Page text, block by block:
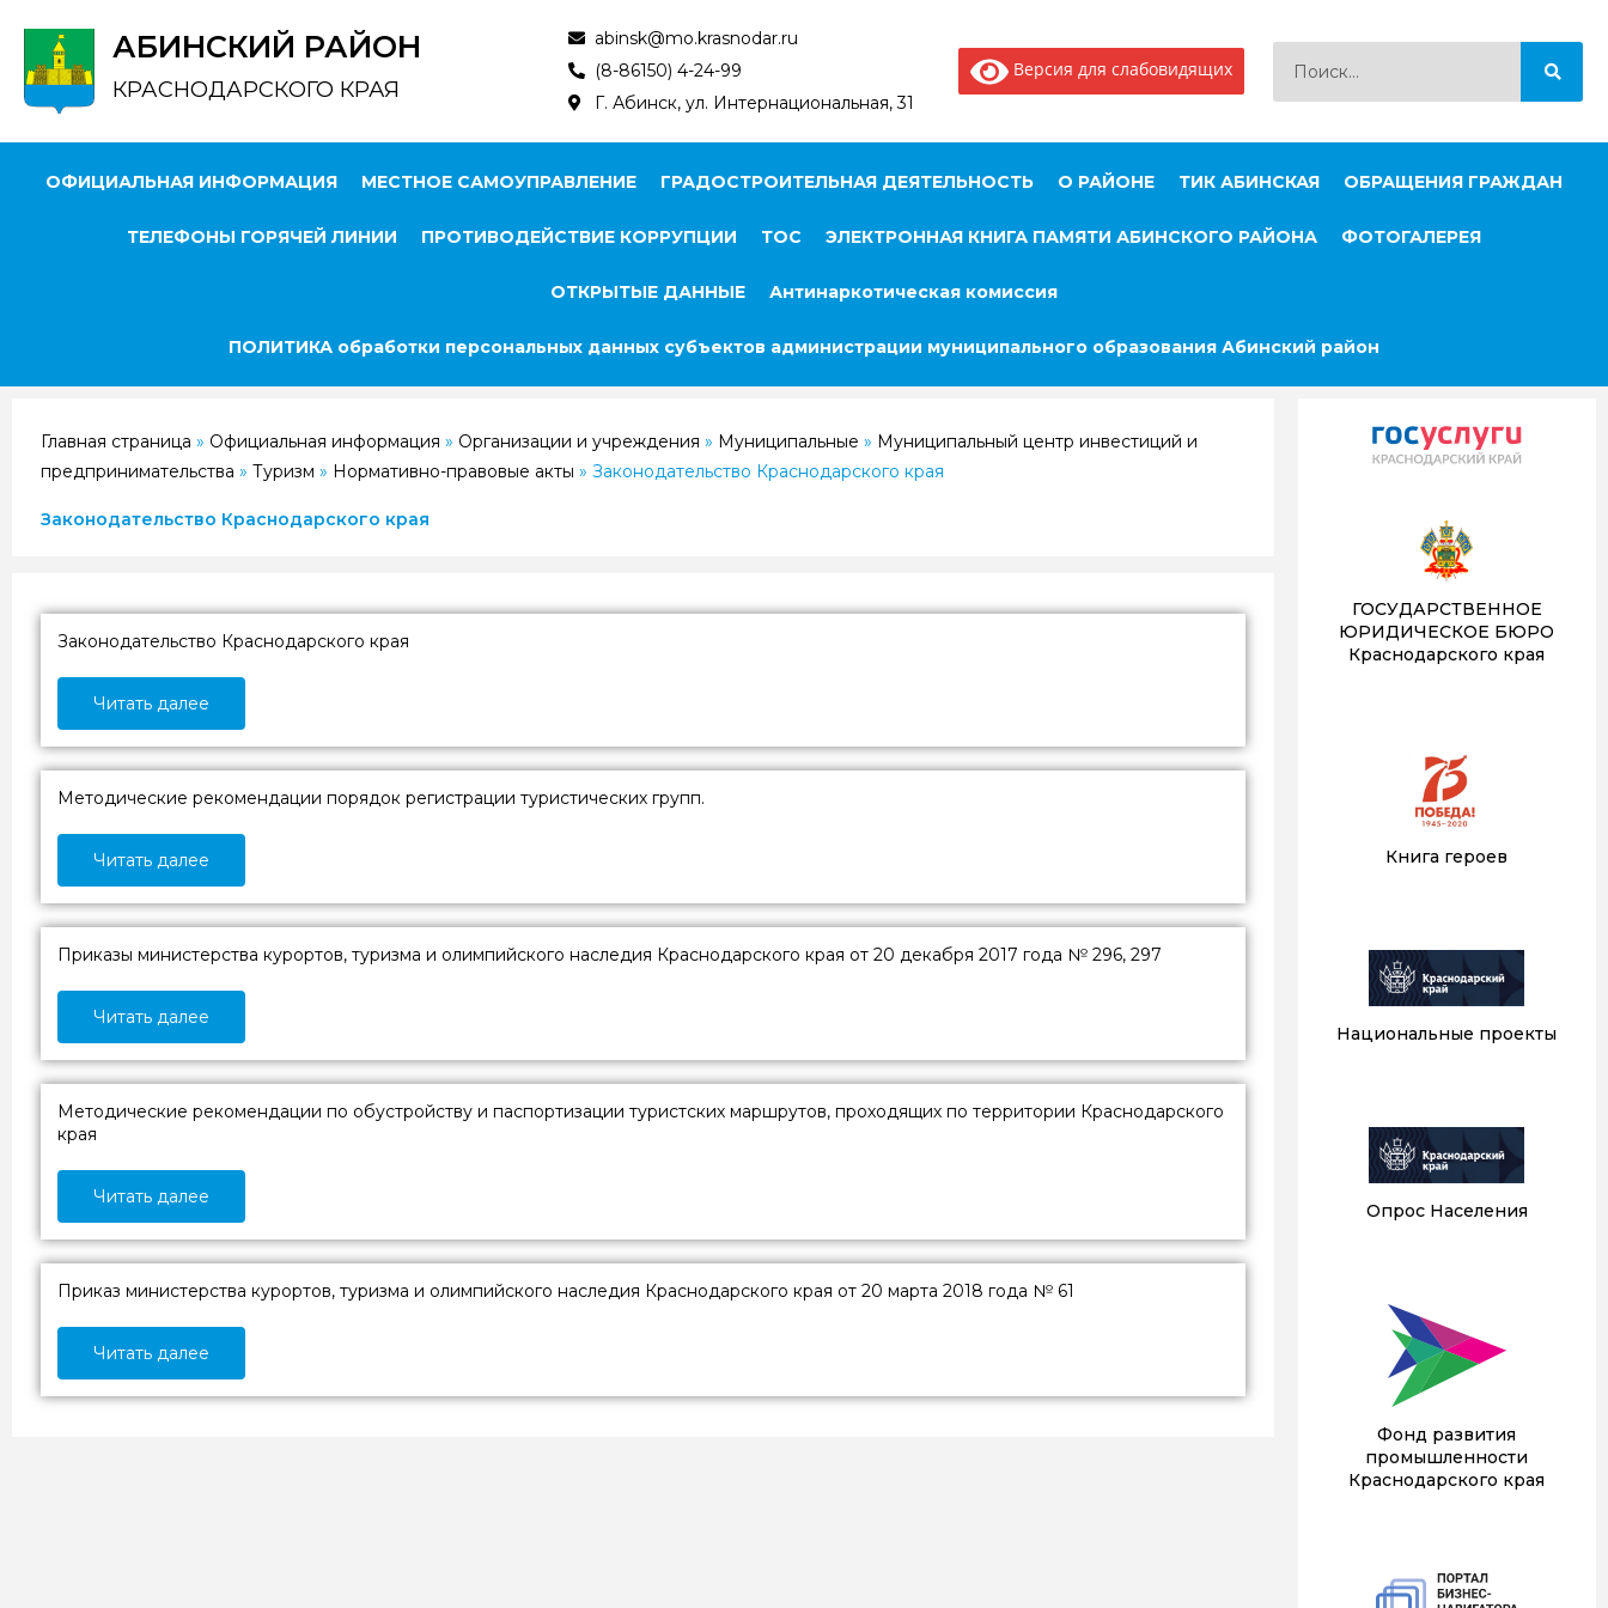
АБИНСКИЙ РАЙОН
КРАСНОДАРСКОГО КРАЯ
abinsk@mo.krasnodar.ru
(8-86150) 4-24-99
Г. Абинск, ул. Интернациональная, 31
Версия для слабовидящих
ОФИЦИАЛЬНАЯ ИНФОРМАЦИЯ МЕСТНОЕ САМОУПРАВЛЕНИЕ ГРАДОСТРОИТЕЛЬНАЯ ДЕЯТЕЛЬНОСТЬ О РАЙОНЕ ТИК АБИНСКАЯ ОБРАЩЕНИЯ ГРАЖДАН
ТЕЛЕФОНЫ ГОРЯЧЕЙ ЛИНИИ ПРОТИВОДЕЙСТВИЕ КОРРУПЦИИ ТОС ЭЛЕКТРОННАЯ КНИГА ПАМЯТИ АБИНСКОГО РАЙОНА ФОТОГАЛЕРЕЯ
ОТКРЫТЫЕ ДАННЫЕ Антинаркотическая комиссия
ПОЛИТИКА обработки персональных данных субъектов администрации муниципального образования Абинский район
Главная страница » Официальная информация » Организации и учреждения » Муниципальные » Муниципальный центр инвестиций и
предпринимательства » Туризм » Нормативно-правовые акты » Законодательство Краснодарского края
Законодательство Краснодарского края
Законодательство Краснодарского края
Читать далее
Методические рекомендации порядок регистрации туристических групп.
Читать далее
Приказы министерства курортов, туризма и олимпийского наследия Краснодарского края от 20 декабря 2017 года № 296, 297
Читать далее
Методические рекомендации по обустройству и паспортизации туристских маршрутов, проходящих по территории Краснодарского
края
Читать далее
Приказ министерства курортов, туризма и олимпийского наследия Краснодарского края от 20 марта 2018 года № 61
Читать далее
ГОСУДАРСТВЕННОЕ
ЮРИДИЧЕСКОЕ БЮРО
Краснодарского края
Книга героев
Национальные проекты
Опрос Населения
Фонд развития
промышленности
Краснодарского края